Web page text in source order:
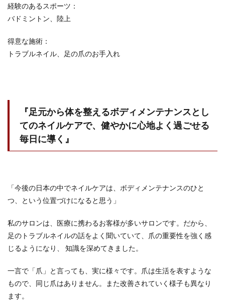
経験のあるスポーツ：
バドミントン、陸上
得意な施術：
トラブルネイル、足の爪のお手入れ
『足元から体を整えるボディメンテナンスとし
てのネイルケアで、 健やかに心地よく過ごせる
毎日に導く』
「今後の日本の中でネイルケアは、ボディメンテナンスのひと
つ、という位置づけになると思う」
私のサロンは、医療に携わるお客様が多いサロンです。だから、
足のトラブルネイルの話をよく聞いていて、爪の重要性を強く感
じるようになり、 知識を深めてきました。
一言で「爪」と言っても、実に様々です。爪は生活を表すような
もので、同じ爪はありません。また改善されていく様子も異なり
ます。